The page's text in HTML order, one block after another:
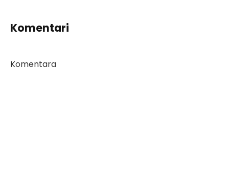
Komentari
Komentara